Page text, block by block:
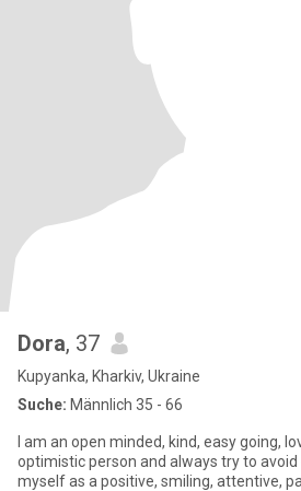
Dora, 37
Kupyanka, Kharkiv, Ukraine
Suche: Männlich 35 - 66
I am an open minded, kind, easy going,
optimistic person and always try to
myself as a positive, smiling, attentive,